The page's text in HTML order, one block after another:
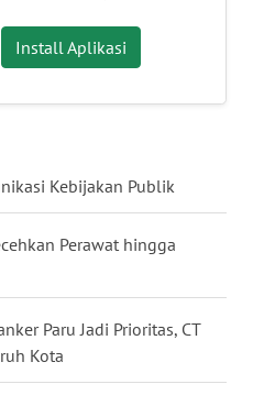
Install Aplikasi
Kebijakan Publik
Perawat hingga
Paru Jadi Prioritas, CT
Kota